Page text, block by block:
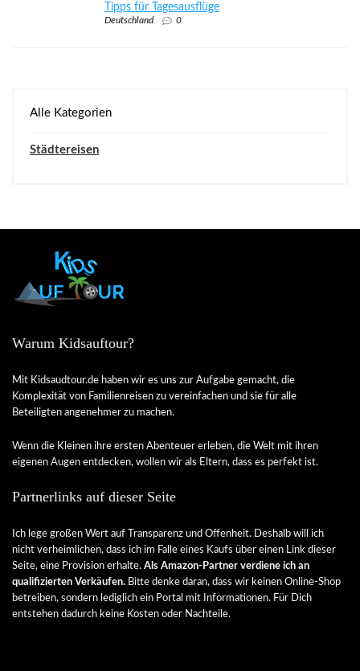
Tipps für Tagesausflüge
Deutschland 0
Alle Kategorien
Städtereisen
Warum Kidsauftour?
Mit Kidsaudtour.de haben wir es uns zur Aufgabe gemacht, die
Komplexität von Familienreisen zu vereinfachen und sie für alle
Beteiligten angenehmer zu machen.
Wenn die Kleinen ihre ersten Abenteuer erleben, die Welt mit ihren
eigenen Augen entdecken, wollen wir als Eltern, dass es perfekt ist.
Partnerlinks auf dieser Seite
Ich lege großen Wert auf Transparenz und Offenheit. Deshalb will ich
nicht verheimlichen, dass ich im Falle eines Kaufs über einen Link dieser
Seite, eine Provision erhalte. Als Amazon-Partner verdiene ich an
qualifizierten Verkäufen. Bitte denke daran, dass wir keinen Online-Shop
betreiben, sondern lediglich ein Portal mit Informationen. Für Dich
entstehen dadurch keine Kosten oder Nachteile.